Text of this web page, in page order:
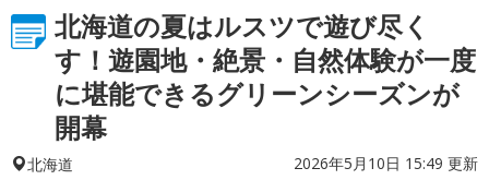
北海道の夏はルスツで遊び尽く
す！遊園地・絶景・自然体験が一度
に堪能できるグリーンシーズンが
開幕
北海道 2026年5月10日 15:49 更新